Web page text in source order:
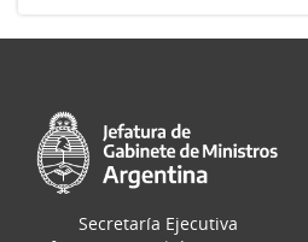
Secretaría Ejecutiva